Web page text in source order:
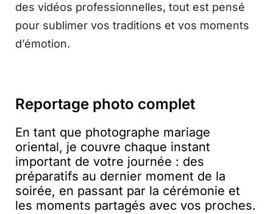
des vidéos professionnelles, tout est pensé
pour sublimer vos traditions et vos moments
d’émotion.
Reportage photo complet
En tant que photographe mariage
oriental, je couvre chaque instant
important de votre journée : des
préparatifs au dernier moment de la
soirée, en passant par la cérémonie et
les moments partagés avec vos proches.